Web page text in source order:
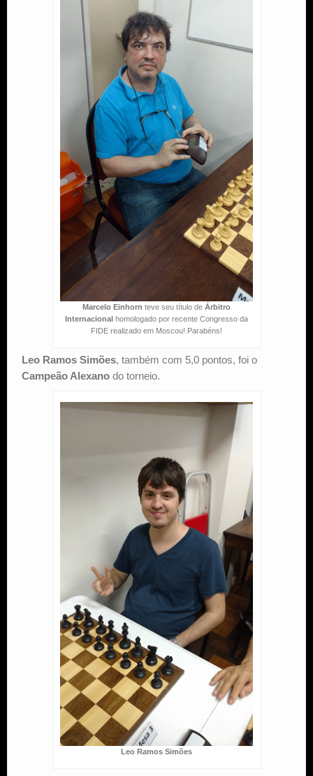
Marcelo Einhorn teve seu título de Árbitro
Internacional homologado por recente Congresso da
FIDE realizado em Moscou! Parabéns!
Leo Ramos Simões, também com 5,0 pontos, foi o
Campeão Alexano do torneio.
Leo Ramos Simões